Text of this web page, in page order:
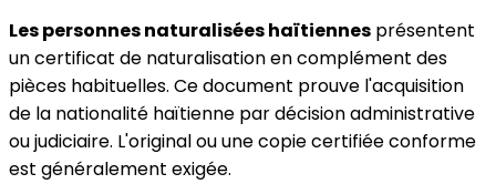
Les personnes naturalisées haïtiennes présentent
un certificat de naturalisation en complément des
pièces habituelles. Ce document prouve l'acquisition
de la nationalité haïtienne par décision administrative
ou judiciaire. L'original ou une copie certifiée conforme
est généralement exigée.